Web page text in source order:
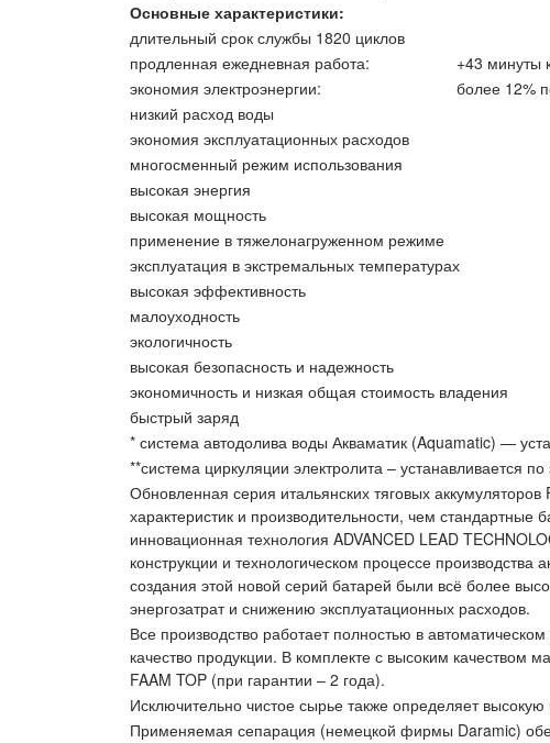
Основные характеристики:
длительный срок службы 1820 циклов
продленная ежедневная работа:
+43 минуты
экономия электроэнергии:
более 12%
низкий расход воды
экономия эксплуатационных расходов
многосменный режим использования
высокая энергия
высокая мощность
применение в тяжелонагруженном режиме
эксплуатация в экстремальных температурах
высокая эффективность
малоуходность
экологичность
высокая безопасность и надежность
экономичность и низкая общая стоимость владения
быстрый заряд
* система автодолива воды Акваматик (Aquamatic) —
**система циркуляции электролита – устанавливается по
Обновленная серия итальянских тяговых
характеристик и производительности, чем
инновационная технология ADVANCED LEAD
конструкции и технологическом процессе
создания этой новой серий батарей были всё более
энергозатрат и снижению эксплуатационных расходов.
Все производство работает полностью в
качество продукции. В комплекте с высоким
FAAM TOP (при гарантии – 2 года).
Исключительно чистое сырье также определяет
Применяемая сепарация (немецкой фирмы Daramic)